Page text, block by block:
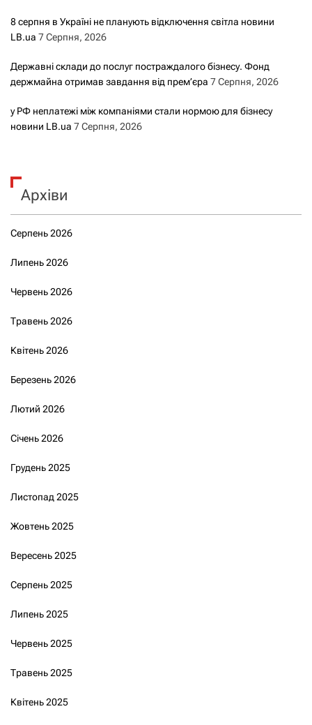
8 серпня в Україні не планують відключення світла новини
LB.ua 7 Серпня, 2026
Державні склади до послуг постраждалого бізнесу. Фонд
держмайна отримав завдання від прем’єра 7 Серпня, 2026
у РФ неплатежі між компаніями стали нормою для бізнесу
новини LB.ua 7 Серпня, 2026
Архіви
Серпень 2026
Липень 2026
Червень 2026
Травень 2026
Квітень 2026
Березень 2026
Лютий 2026
Січень 2026
Грудень 2025
Листопад 2025
Жовтень 2025
Вересень 2025
Серпень 2025
Липень 2025
Червень 2025
Травень 2025
Квітень 2025